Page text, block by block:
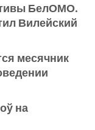
БелОМО.
Вилейский
месячник
на